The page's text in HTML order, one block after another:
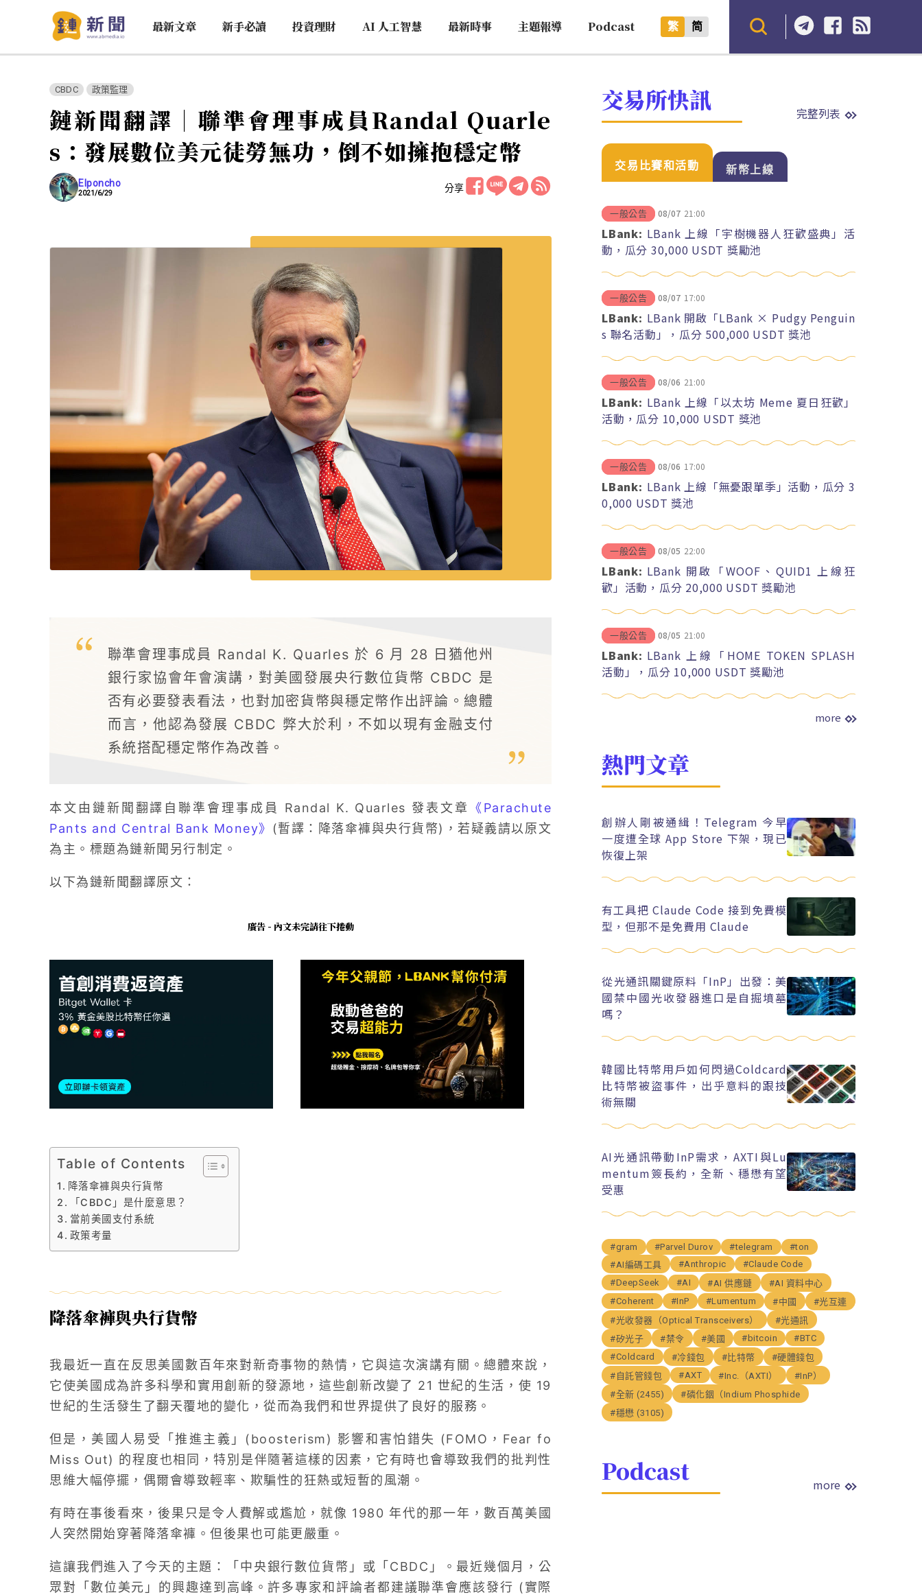
最新文章 新手必讀 投資理財 AI 人工智慧 最新時事 主題報導 Podcast 繁 简
CBDC 政策監理
鏈新聞翻譯｜聯準會理事成員Randal Quarle
s：發展數位美元徒勞無功，倒不如擁抱穩定幣
Elponcho
2021/6/29 分享
聯準會理事成員 Randal K. Quarles 於 6 月 28 日猶他州
銀行家協會年會演講，對美國發展央行數位貨幣 CBDC 是
否有必要發表看法，也對加密貨幣與穩定幣作出評論。總體
而言，他認為發展 CBDC 弊大於利，不如以現有金融支付
系統搭配穩定幣作為改善。
本文由鏈新聞翻譯自聯準會理事成員 Randal K. Quarles 發表文章
《Parachute
Pants and Central Bank Money》
(暫譯：降落傘褲與央行貨幣)，若疑義請以原文
為主。標題為鏈新聞另行制定。
以下為鏈新聞翻譯原文：
廣告 - 內文未完請往下捲動
Table of Contents
降落傘褲與央行貨幣
「CBDC」是什麼意思？
當前美國支付系統
政策考量
降落傘褲與央行貨幣
我最近一直在反思美國數百年來對新奇事物的熱情，它與這次演講有關。總體來說，
它使美國成為許多科學和實用創新的發源地，這些創新改變了 21 世紀的生活，使 19
世紀的生活發生了翻天覆地的變化，從而為我們和世界提供了良好的服務。
但是，美國人易受「推進主義」(boosterism) 影響和害怕錯失 (FOMO，Fear fo
Miss Out) 的程度也相同，特別是伴隨著這樣的因素，它有時也會導致我們的批判性
思維大幅停擺，偶爾會導致輕率、欺騙性的狂熱或短暫的風潮。
有時在事後看來，後果只是令人費解或尷尬，就像 1980 年代的那一年，數百萬美國
人突然開始穿著降落傘褲。但後果也可能更嚴重。
這讓我們進入了今天的主題：「中央銀行數位貨幣」或「CBDC」。最近幾個月，公
眾對「數位美元」的興趣達到高峰。許多專家和評論者都建議聯準會應該發行 (實際
交易所快訊 完整列表
交易比賽和活動 新幣上線
一般公告 08/07 21:00
LBank: LBank 上線「宇樹機器人狂歡盛典」活
動，瓜分 30,000 USDT 獎勵池
一般公告 08/07 17:00
LBank: LBank 開啟「LBank × Pudgy Penguin
s 聯名活動」，瓜分 500,000 USDT 獎池
一般公告 08/06 21:00
LBank: LBank 上線「以太坊 Meme 夏日狂歡」
活動，瓜分 10,000 USDT 獎池
一般公告 08/06 17:00
LBank: LBank 上線「無憂跟單季」活動，瓜分 3
0,000 USDT 獎池
一般公告 08/05 22:00
LBank: LBank 開啟「WOOF、QUID1 上線狂
歡」活動，瓜分 20,000 USDT 獎勵池
一般公告 08/05 21:00
LBank: LBank 上線「HOME TOKEN SPLASH
活動」，瓜分 10,000 USDT 獎勵池
more
熱門文章
創辦人剛被通緝！Telegram 今早
一度遭全球 App Store 下架，現已
恢復上架
有工具把 Claude Code 接到免費模
型，但那不是免費用 Claude
從光通訊關鍵原料「InP」出發：美
國禁中國光收發器進口是自掘墳墓
嗎？
韓國比特幣用戶如何閃過Coldcard
比特幣被盜事件，出乎意料的跟技
術無關
AI光通訊帶動InP需求，AXTI與Lu
mentum簽長約，全新、穩懋有望
受惠
#gram #Parvel Durov #telegram
#ton
#AI編碼工具
#Anthropic
#Claude Code
#DeepSeek
#AI #AI 供應鏈
#AI 資料中心
#Coherent
#InP #Lumentum #中國
#光互連
#光收發器（Optical Transceivers）
#光通訊
#矽光子
#禁令 #美國 #bitcoin
#BTC
#Coldcard
#冷錢包 #比特幣
#硬體錢包
#自託管錢包
#AXT #Inc.（AXTI）
#InP）
#全新 (2455)
#磷化銦（Indium Phosphide
#穩懋 (3105)
Podcast more